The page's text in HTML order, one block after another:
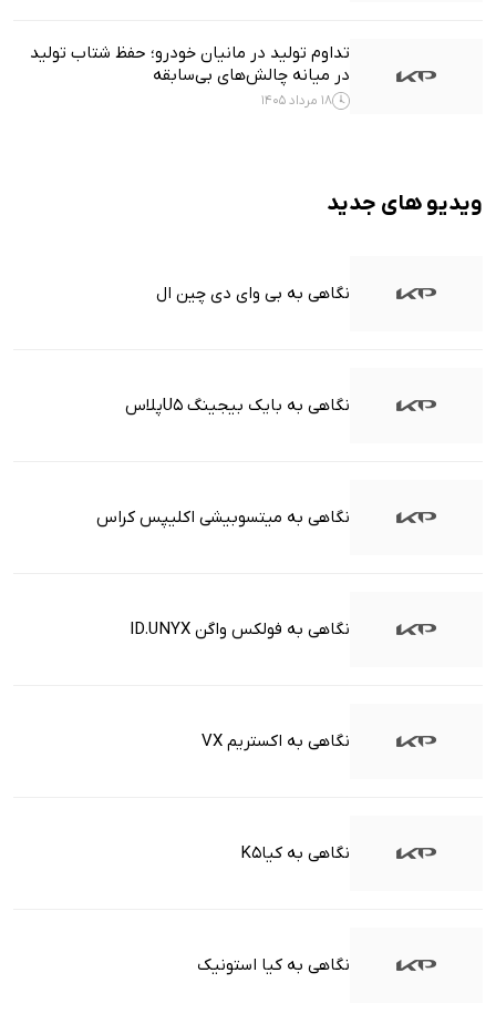
تداوم تولید در مانیان خودرو؛ حفظ شتاب تولید
در میانه چالش‌های بی‌سابقه
18 مرداد 1405
ویدیو های جدید
نگاهی به بی وای دی چین ال
نگاهی به بایک بیجینگ U5پلاس
نگاهی به میتسوبیشی اکلیپس کراس
نگاهی به فولکس واگن ID.UNYX
نگاهی به اکستریم VX
نگاهی به کیاK5
نگاهی به کیا استونیک